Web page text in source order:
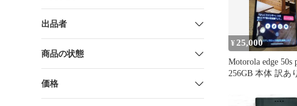
出品者
商品の状態
価格
¥ 25,000
Motorola edge 50s
256GB 本体 訳あ